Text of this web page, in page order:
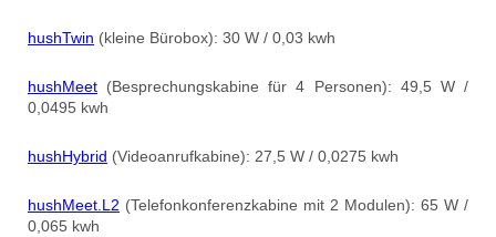
hushTwin (kleine Bürobox): 30 W / 0,03 kwh
hushMeet (Besprechungskabine für 4 Personen): 49,5 W /
0,0495 kwh
hushHybrid (Videoanrufkabine): 27,5 W / 0,0275 kwh
hushMeet.L2 (Telefonkonferenzkabine mit 2 Modulen): 65 W /
0,065 kwh